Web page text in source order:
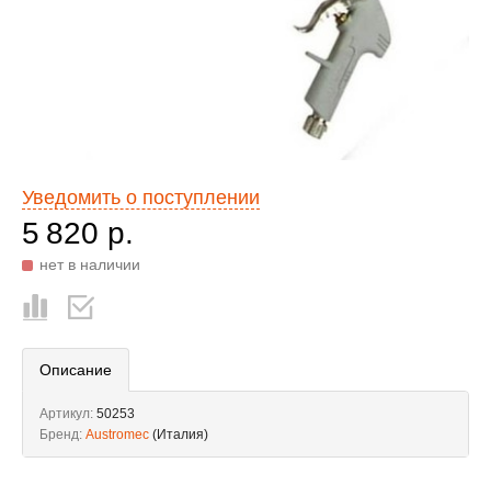
Уведомить о поступлении
5 820 р.
нет в наличии
Описание
Артикул: 50253
Бренд: Austromec (Италия)